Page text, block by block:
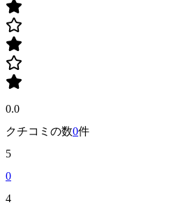
0.0
クチコミの数0件
5
0
4